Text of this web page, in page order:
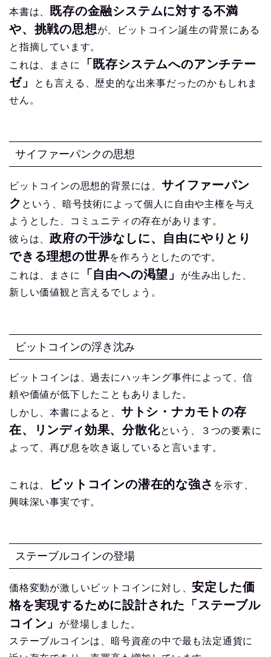
本書は、
既存の金融システムに対する不満
や、挑戦の思想が、ビットコイン誕生の背景にある
と指摘しています。
これは、まさに
「既存システムへのアンチテー
ゼ」
とも言える、歴史的な出来事だったのかもしれま
せん。
サイファーパンクの思想
ビットコインの思想的背景には、 サイファーパン
ク という、暗号技術によって個人に自由や主権を与え
ようとした、コミュニティの存在があります。
彼らは、政府の干渉なしに、自由にやりとり
できる理想の世界を作ろうとしたのです。
これは、まさに
「自由への渇望」
が生み出した、
新しい価値観と言えるでしょう。
ビットコインの浮き沈み
ビットコインは、過去にハッキング事件によって、信
頼や価値が低下したこともありました。
しかし、本書によると、 サトシ・ナカモトの存
在、リンディ効果、分散化という、３つの要素に
よって、再び息を吹き返していると言います。
これは、 ビットコインの潜在的な強さ を示す、
興味深い事実です。
ステーブルコインの登場
価格変動が激しいビットコインに対し、安定した価
格を実現するために設計された「ステーブル
コイン」
が登場しました。
ステーブルコインは、暗号資産の中で最も法定通貨に